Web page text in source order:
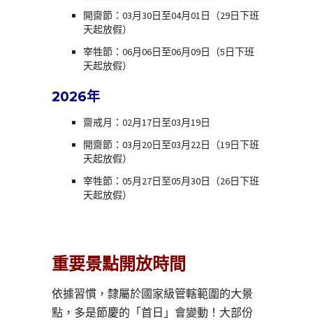
開齋節：03月30日至04月01日（29日下班
天起放假）
宰牲節：06月06日至06月09日（5日下班
天起放假）
2026年
齋戒月：02月17日至03月19日
開齋節：03月20日至03月22日（19日下班
天起放假）
宰牲節：05月27日至05月30日（26日下班
天起放假）
重要景點開放時間
依據習慣，隸屬於國家級管轄範圍的大景
點，多是節慶的「首日」會變動！大部份